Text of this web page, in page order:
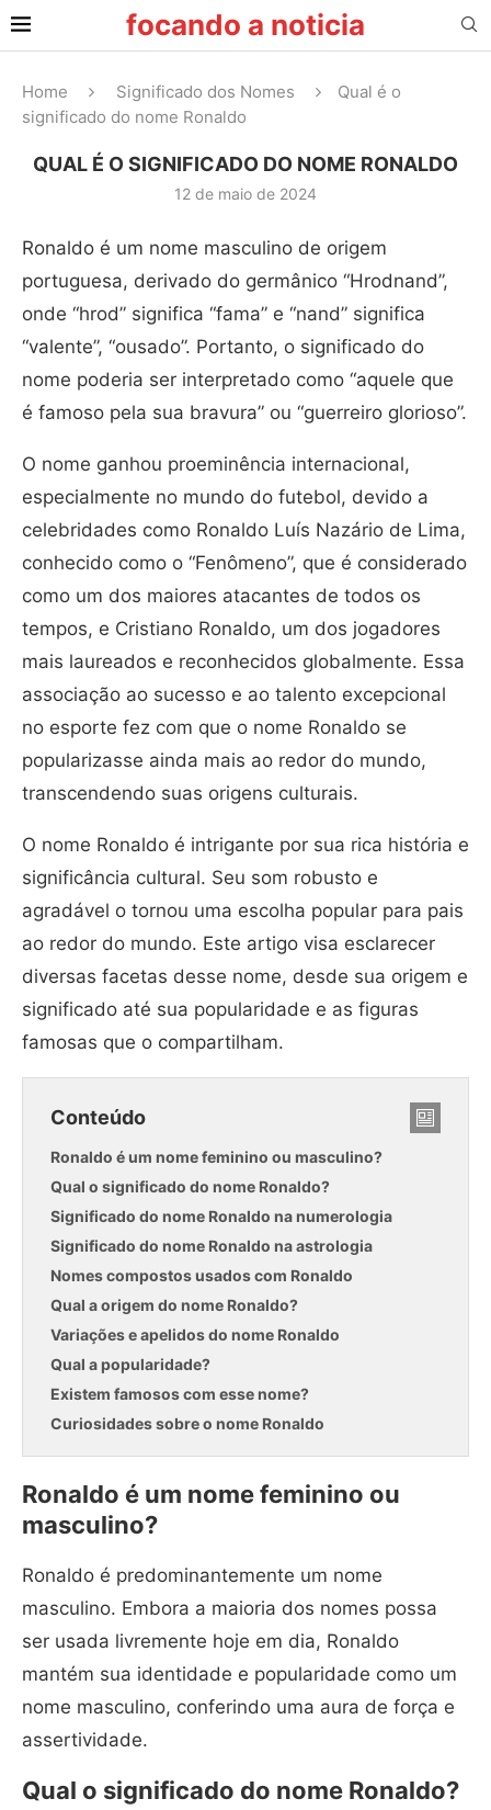
focando a noticia
Home Significado dos Nomes
Qual é o
significado do nome Ronaldo
QUAL É O SIGNIFICADO DO NOME RONALDO
12 de maio de 2024
Ronaldo é um nome masculino de origem
portuguesa, derivado do germânico “Hrodnand”,
onde “hrod” significa “fama” e “nand” significa
“valente”, “ousado”. Portanto, o significado do
nome poderia ser interpretado como “aquele que
é famoso pela sua bravura” ou “guerreiro glorioso”.
O nome ganhou proeminência internacional,
especialmente no mundo do futebol, devido a
celebridades como Ronaldo Luís Nazário de Lima,
conhecido como o “Fenômeno”, que é considerado
como um dos maiores atacantes de todos os
tempos, e Cristiano Ronaldo, um dos jogadores
mais laureados e reconhecidos globalmente. Essa
associação ao sucesso e ao talento excepcional
no esporte fez com que o nome Ronaldo se
popularizasse ainda mais ao redor do mundo,
transcendendo suas origens culturais.
O nome Ronaldo é intrigante por sua rica história e
significância cultural. Seu som robusto e
agradável o tornou uma escolha popular para pais
ao redor do mundo. Este artigo visa esclarecer
diversas facetas desse nome, desde sua origem e
significado até sua popularidade e as figuras
famosas que o compartilham.
Conteúdo
Ronaldo é um nome feminino ou masculino?
Qual o significado do nome Ronaldo?
Significado do nome Ronaldo na numerologia
Significado do nome Ronaldo na astrologia
Nomes compostos usados com Ronaldo
Qual a origem do nome Ronaldo?
Variações e apelidos do nome Ronaldo
Qual a popularidade?
Existem famosos com esse nome?
Curiosidades sobre o nome Ronaldo
Ronaldo é um nome feminino ou
masculino?
Ronaldo é predominantemente um nome
masculino. Embora a maioria dos nomes possa
ser usada livremente hoje em dia, Ronaldo
mantém sua identidade e popularidade como um
nome masculino, conferindo uma aura de força e
assertividade.
Qual o significado do nome Ronaldo?